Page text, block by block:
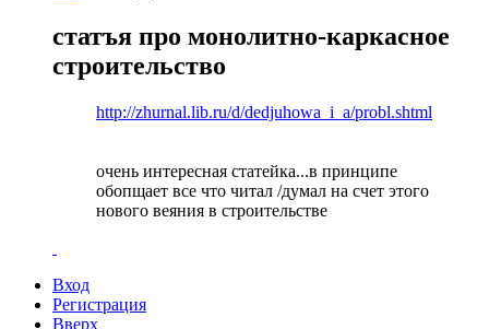
статъя про монолитно-каркасное
строительство
http://zhurnal.lib.ru/d/dedjuhowa_i_a/probl.shtml
очень интересная статейка...в принципе
обопщает все что читал /думал на счет этого
нового веяния в строительстве
Вход
Регистрация
Вверх